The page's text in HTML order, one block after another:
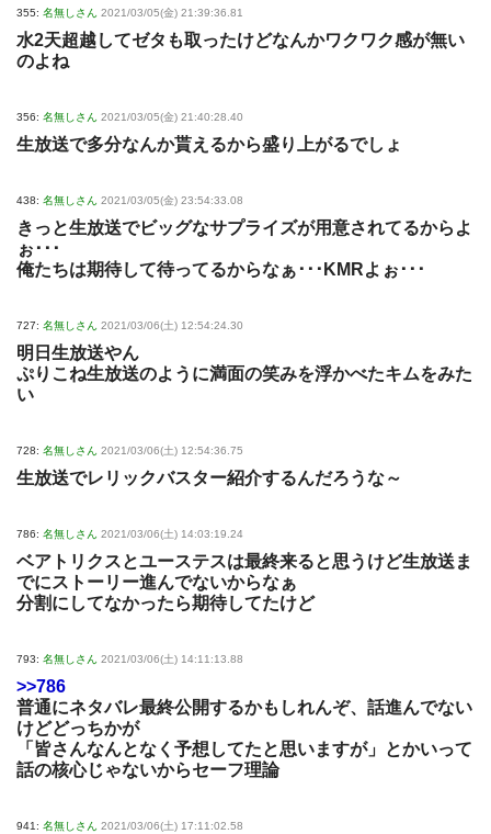
355: 名無しさん 2021/03/05(金) 21:39:36.81
水2天超越してゼタも取ったけどなんかワクワク感が無い
のよね
356: 名無しさん 2021/03/05(金) 21:40:28.40
生放送で多分なんか貰えるから盛り上がるでしょ
438: 名無しさん 2021/03/05(金) 23:54:33.08
きっと生放送でビッグなサプライズが用意されてるからよ
ぉ･･･
俺たちは期待して待ってるからなぁ･･･KMRよぉ･･･
727: 名無しさん 2021/03/06(土) 12:54:24.30
明日生放送やん
ぷりこね生放送のように満面の笑みを浮かべたキムをみた
い
728: 名無しさん 2021/03/06(土) 12:54:36.75
生放送でレリックバスター紹介するんだろうな～
786: 名無しさん 2021/03/06(土) 14:03:19.24
ベアトリクスとユーステスは最終来ると思うけど生放送ま
でにストーリー進んでないからなぁ
分割にしてなかったら期待してたけど
793: 名無しさん 2021/03/06(土) 14:11:13.88
>>786
普通にネタバレ最終公開するかもしれんぞ、話進んでない
けどどっちかが
「皆さんなんとなく予想してたと思いますが」とかいって
話の核心じゃないからセーフ理論
941: 名無しさん 2021/03/06(土) 17:11:02.58